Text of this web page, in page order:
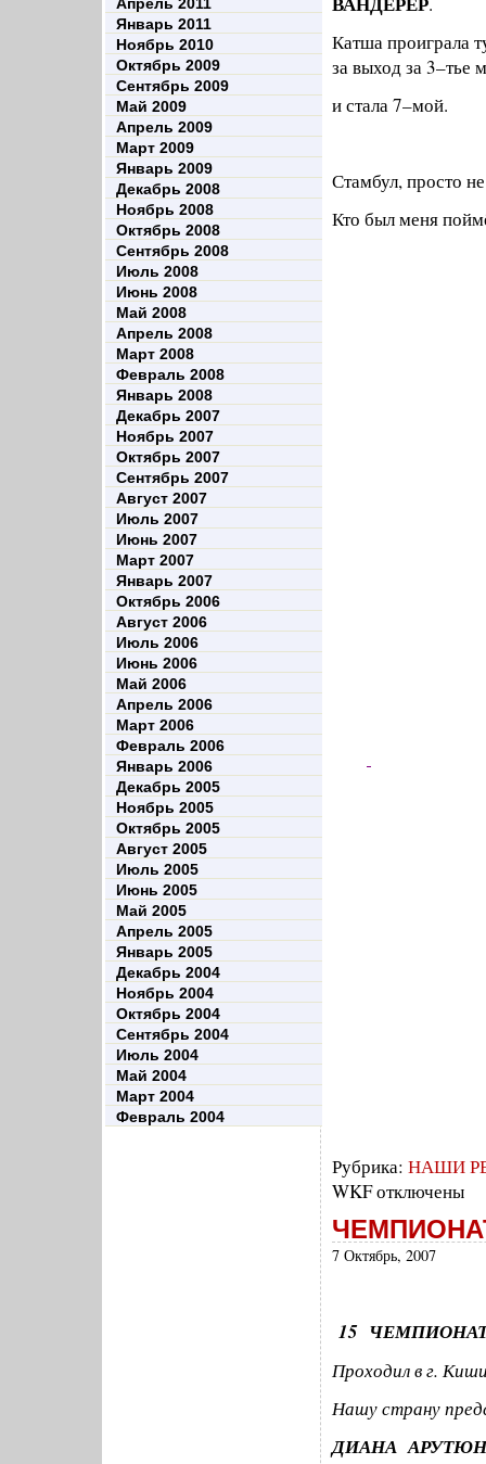
Январь 2011
Ноябрь 2010
Октябрь 2009
Сентябрь 2009
Май 2009
Апрель 2009
Март 2009
Январь 2009
Декабрь 2008
Ноябрь 2008
Октябрь 2008
Сентябрь 2008
Июль 2008
Июнь 2008
Май 2008
Апрель 2008
Март 2008
Февраль 2008
Январь 2008
Декабрь 2007
Ноябрь 2007
Октябрь 2007
Сентябрь 2007
Август 2007
Июль 2007
Июнь 2007
Март 2007
Январь 2007
Октябрь 2006
Август 2006
Июль 2006
Июнь 2006
Май 2006
Апрель 2006
Март 2006
Февраль 2006
Январь 2006
Декабрь 2005
Ноябрь 2005
Октябрь 2005
Август 2005
Июль 2005
Июнь 2005
Май 2005
Апрель 2005
Январь 2005
Декабрь 2004
Ноябрь 2004
Октябрь 2004
Сентябрь 2004
Июль 2004
Май 2004
Март 2004
Февраль 2004
Катша проиграла
за выход за 3–тье
и стала 7–мой.
Стамбул, просто
Кто был меня
Рубрика: НАШИ
WKFотключены
7 Октябрь, 2007
15
Проходил в г.
Нашу страну
ДИАНА